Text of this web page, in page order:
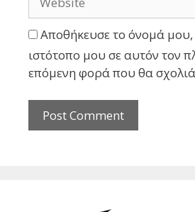
Αποθήκευσε το όνομά μου,
ιστότοπο μου σε αυτόν τον
επόμενη φορά που θα